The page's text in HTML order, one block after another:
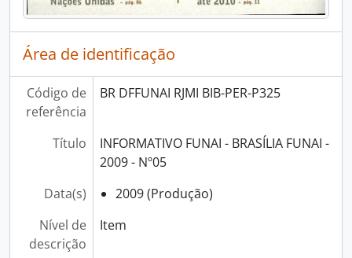
Área de identificação
Código de
referência
BR DFFUNAI RJMI BIB-PER-P325
Título
INFORMATIVO FUNAI - BRASÍLIA FUNAI -
2009 - Nº05
Data(s)
2009 (Produção)
Nível de
descrição
Item